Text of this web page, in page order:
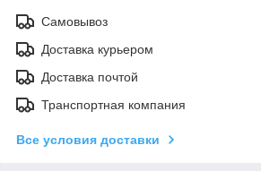
Самовывоз
Доставка курьером
Доставка почтой
Транспортная компания
Все условия доставки